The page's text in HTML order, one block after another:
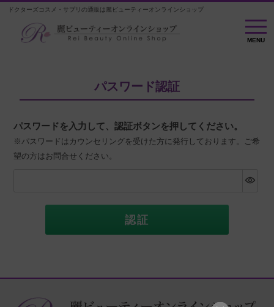
ドクターズコスメ・サプリの通販は麗ビューティーオンラインショップ
MENU
MENU
パスワード認証
パスワードを入力して、認証ボタンを押してください。
※パスワードはカウンセリングを受けた方に発行しております。ご希
望の方はお問合せください。
認証